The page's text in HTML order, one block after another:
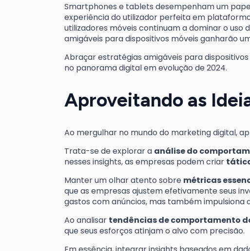
Smartphones e tablets desempenham um
experiência do utilizador perfeita em
utilizadores móveis continuam a dominar o
amigáveis para dispositivos móveis ganharão
Abraçar estratégias amigáveis para
no panorama digital em evolução de 2024.
Aproveitando as
Ao mergulhar no mundo do marketing digital,
Trata-se de explorar a análise do
nesses insights, as empresas podem criar
Manter um olhar atento sobre métricas
que as empresas ajustem efetivamente seus
gastos com anúncios, mas também
Ao analisar tendências de comportamento
que seus esforços atinjam o alvo com precisão.